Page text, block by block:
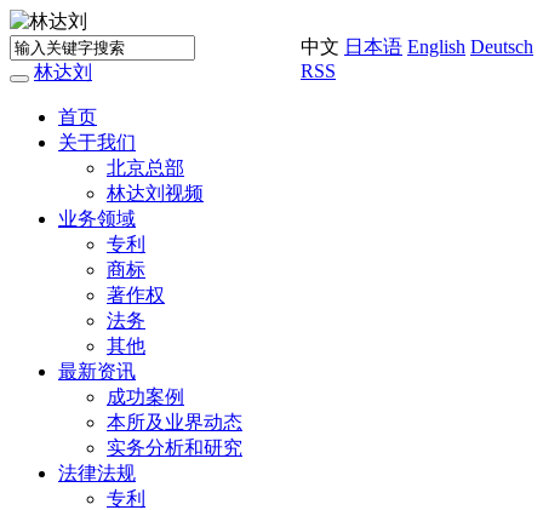
中文 日本语 English Deutsch
RSS
Toggle
navigation
林达刘
首页
关于我们
北京总部
林达刘视频
业务领域
专利
商标
著作权
法务
其他
最新资讯
成功案例
本所及业界动态
实务分析和研究
法律法规
专利